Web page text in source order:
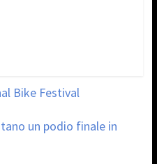
Bike Festival
un podio finale in